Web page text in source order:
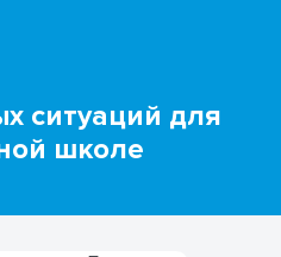
ситуаций для
школе